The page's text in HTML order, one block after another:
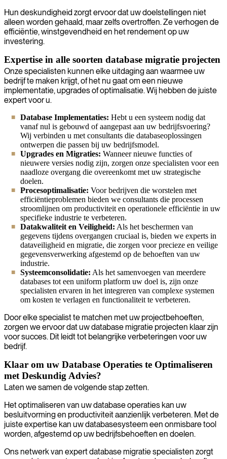
Hun deskundigheid zorgt ervoor dat uw doelstellingen niet
alleen worden gehaald, maar zelfs overtroffen. Ze verhogen de
efficiëntie, winstgevendheid en het rendement op uw
investering.
Expertise in alle soorten database migratie projecten
Onze specialisten kunnen elke uitdaging aan waarmee uw
bedrijf te maken krijgt, of het nu gaat om een nieuwe
implementatie, upgrades of optimalisatie. Wij hebben de juiste
expert voor u.
Database Implementaties: Hebt u een systeem nodig dat
vanaf nul is gebouwd of aangepast aan uw bedrijfsvoering?
Wij verbinden u met consultants die databaseoplossingen
ontwerpen die passen bij uw bedrijfsmodel.
Upgrades en Migraties: Wanneer nieuwe functies of
nieuwere versies nodig zijn, zorgen onze specialisten voor een
naadloze overgang die overeenkomt met uw strategische
doelen.
Procesoptimalisatie: Voor bedrijven die worstelen met
efficiëntieproblemen bieden we consultants die processen
stroomlijnen om productiviteit en operationele efficiëntie in uw
specifieke industrie te verbeteren.
Datakwaliteit en Veiligheid: Als het beschermen van
gegevens tijdens overgangen cruciaal is, bieden we experts in
dataveiligheid en migratie, die zorgen voor precieze en veilige
gegevensverwerking afgestemd op de behoeften van uw
industrie.
Systeemconsolidatie: Als het samenvoegen van meerdere
databases tot een uniform platform uw doel is, zijn onze
specialisten ervaren in het integreren van complexe systemen
om kosten te verlagen en functionaliteit te verbeteren.
Door elke specialist te matchen met uw projectbehoeften,
zorgen we ervoor dat uw database migratie projecten klaar zijn
voor succes. Dit leidt tot belangrijke verbeteringen voor uw
bedrijf.
Klaar om uw Database Operaties te Optimaliseren
met Deskundig Advies?
Laten we samen de volgende stap zetten.
Het optimaliseren van uw database operaties kan uw
besluitvorming en productiviteit aanzienlijk verbeteren. Met de
juiste expertise kan uw databasesysteem een onmisbare tool
worden, afgestemd op uw bedrijfsbehoeften en doelen.
Ons netwerk van expert database migratie specialisten zorgt